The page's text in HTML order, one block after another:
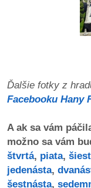
z
Ďalšie fotky z
Facebooku Hany
A ak sa vám
možno sa vám
štvrtá, piata,
jedenásta,
šestnásta,